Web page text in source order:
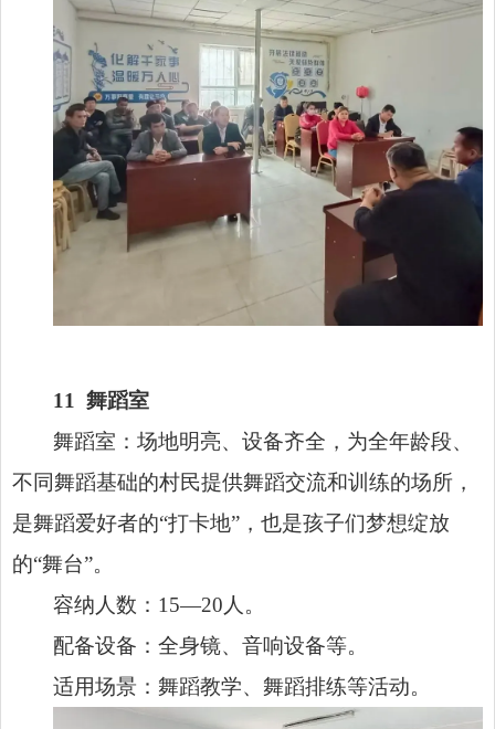
11舞蹈室
舞蹈室：场地明亮、设备齐全，为全年龄段、
不同舞蹈基础的村民提供舞蹈交流和训练的场所，
是舞蹈爱好者的“打卡地”，也是孩子们梦想绽放
的“舞台”。
容纳人数：15—20人。
配备设备：全身镜、音响设备等。
适用场景：舞蹈教学、舞蹈排练等活动。